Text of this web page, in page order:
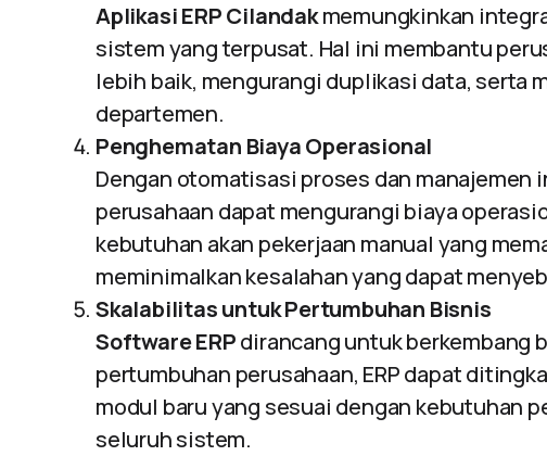
Aplikasi ERP Cilandakmemungkinkan
sistem yang terpusat. Hal ini membantu
lebih baik, mengurangi duplikasi data, serta
departemen.
Penghematan Biaya Operasional
Dengan otomatisasi proses dan manajemen
perusahaan dapat mengurangi biaya
kebutuhan akan pekerjaan manual yang
meminimalkan kesalahan yang dapat
Skalabilitas untuk Pertumbuhan Bisnis
Software ERPdirancang untuk berkembang
pertumbuhan perusahaan, ERP dapat
modul baru yang sesuai dengan kebutuhan
seluruh sistem.